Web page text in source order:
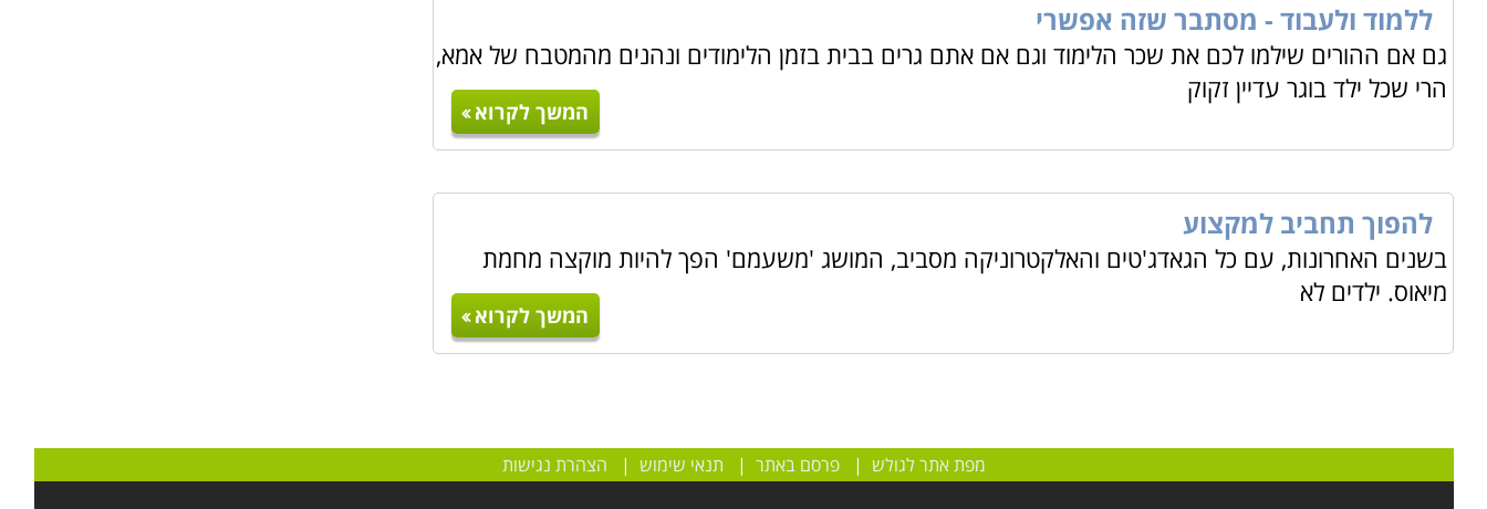
ללמוד ולעבוד - מסתבר שזה אפשרי
גם אם ההורים שילמו לכם את שכר הלימוד וגם אם אתם גרים בבית בזמן הלימודים ונהנים מהמטבח של אמא,
הרי שכל ילד בוגר עדיין זקוק
המשך לקרוא
להפוך תחביב למקצוע
בשנים האחרונות, עם כל הגאדג'טים והאלקטרוניקה מסביב, המושג 'משעמם' הפך להיות מוקצה מחמת
מיאוס. ילדים לא
המשך לקרוא
מפת אתר לגולש |פרסם באתר | תנאי שימוש | הצהרת נגישות